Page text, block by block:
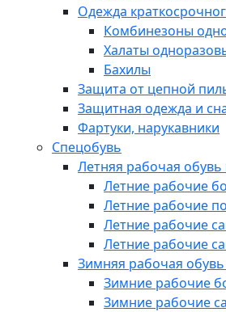
Одежда
Комбинезоны
Халаты
Бахилы
Защита от цепной
Защитная одежда и
Фартуки, нарукавники
Спецобувь
Летняя рабочая обувь
Летние рабочие
Летние рабочие
Летние рабочие
Летние рабочие
Зимняя рабочая
Зимние рабочие
Зимние рабочие